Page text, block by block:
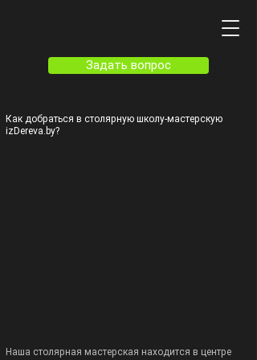
Задать вопрос
Как добраться в столярную школу-мастерскую
izDereva.by?
Наша столярная мастерская находится в центре